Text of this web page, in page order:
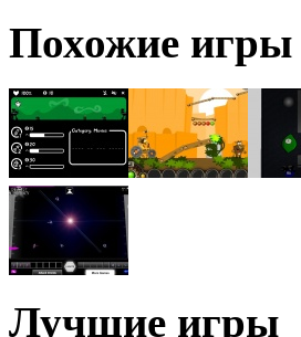
Похожие игры
Лучшие игры